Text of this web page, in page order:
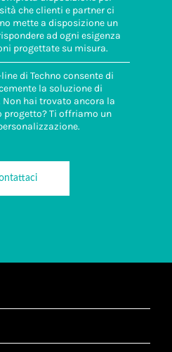
che clienti e partner ci
mette a disposizione un
ad ogni esigenza
progettate su misura.
di Techno consente di
la soluzione di
Non hai trovato ancora la
progetto? Ti offriamo un